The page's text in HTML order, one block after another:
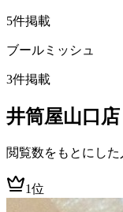
5件掲載
ブールミッシュ
3件掲載
井筒屋山口店
閲覧数をもとにした
1位